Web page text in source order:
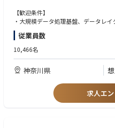
【配属部署】
DX本部 DX＆ICTセンター データプラ
【配属部門の説明】
DX施策に係る、クラウドベースのデ
の設計から実装、運用までを担当。最
価値創出をサポートするプラットフ
※ご経験等を鑑み、入社時の役割は決
【歓迎条件】
・大規模データ処理基盤、データレ
・ユーザーとの対話による要件定義経験
・バックエンドAPI開発経験
・フロントエンドSPA開発経験
・CI/CD による自動化経験
・情報処理技術者資格
【求める人物像】
・新しい技術やサービスに対して強
従業員数
10,466名
神奈川県
求人エ